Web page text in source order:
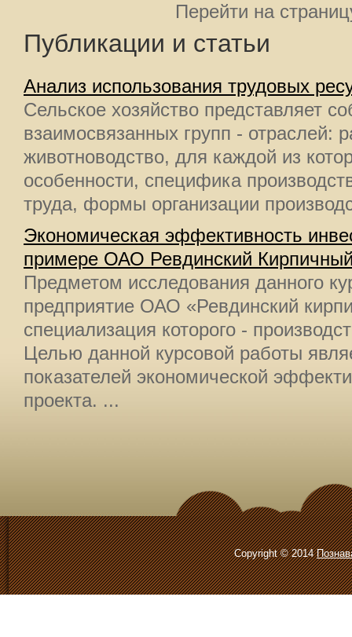
Перейти на
Публикации и статьи
Анализ использования трудовых
Сельское хозяйство представляет
взаимосвязанных групп - отраслей:
животноводство, для каждой из
особенности, специфика
труда, формы организации
Экономическая эффективность
примере ОАО Ревдинский
Предметом исследования данного
предприятие ОАО «Ревдинский
специализация которого -
Целью данной курсовой работы
показателей экономической
проекта. ...
Copyright © 2014